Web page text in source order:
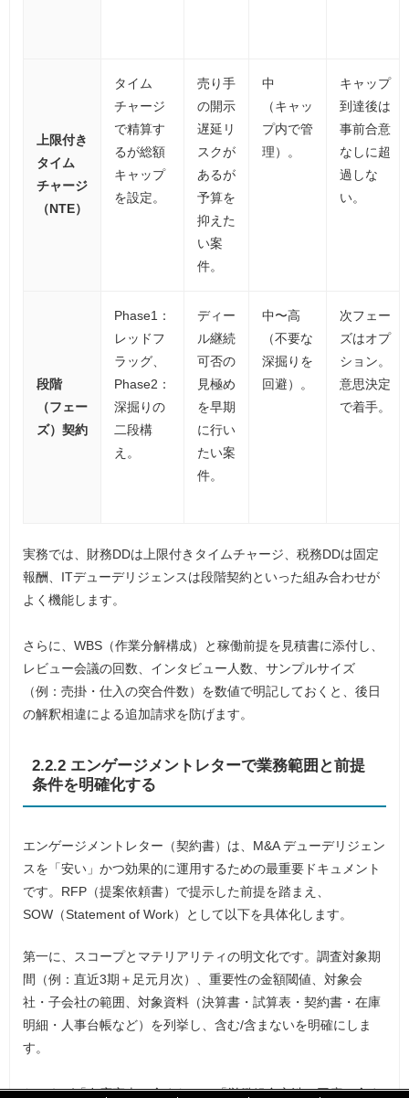
上限付き
タイム
チャージ
（NTE）
タイム
チャージ
で精算す
るが総額
キャップ
を設定。
売り手
の開示
遅延リ
スクが
あるが
予算を
抑えた
い案
件。
中
（キャッ
プ内で管
理）。
キャップ
到達後は
事前合意
なしに超
過しな
い。
段階
（フェー
ズ）契約
Phase1：
レッドフ
ラッグ、
Phase2：
深掘りの
二段構
え。
ディー
ル継続
可否の
見極め
を早期
に行い
たい案
件。
中〜高
（不要な
深掘りを
回避）。
次フェー
ズはオプ
ション。
意思決定
で着手。
実務では、財務DDは上限付きタイムチャージ、税務DDは固定
報酬、ITデューデリジェンスは段階契約といった組み合わせが
よく機能します。
さらに、WBS（作業分解構成）と稼働前提を見積書に添付し、
レビュー会議の回数、インタビュー人数、サンプルサイズ
（例：売掛・仕入の突合件数）を数値で明記しておくと、後日
の解釈相違による追加請求を防げます。
2.2.2 エンゲージメントレターで業務範囲と前提
条件を明確化する
エンゲージメントレター（契約書）は、M&A デューデリジェン
スを「安い」かつ効果的に運用するための最重要ドキュメント
です。RFP（提案依頼書）で提示した前提を踏まえ、
SOW（Statement of Work）として以下を具体化します。
第一に、スコープとマテリアリティの明文化です。調査対象期
間（例：直近3期＋足元月次）、重要性の金額閾値、対象会
社・子会社の範囲、対象資料（決算書・試算表・契約書・在庫
明細・人事台帳など）を列挙し、含む/含まないを明確にしま
す。
たとえば「在庫実査は含まない」「労働組合交渉の同席は含ま